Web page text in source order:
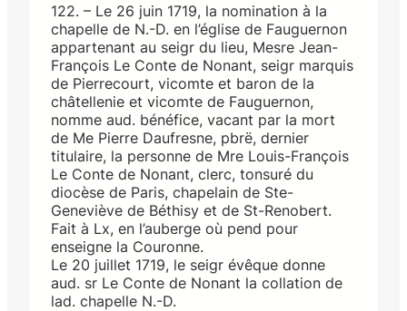
122. – Le 26 juin 1719, la nomination à la
chapelle de N.-D. en l’église de Fauguernon
appartenant au seigr du lieu, Mesre Jean-
François Le Conte de Nonant, seigr marquis
de Pierrecourt, vicomte et baron de la
châtellenie et vicomte de Fauguernon,
nomme aud. bénéfice, vacant par la mort
de Me Pierre Daufresne, pbrë, dernier
titulaire, la personne de Mre Louis-François
Le Conte de Nonant, clerc, tonsuré du
diocèse de Paris, chapelain de Ste-
Geneviève de Béthisy et de St-Renobert.
Fait à Lx, en l’auberge où pend pour
enseigne la Couronne.
Le 20 juillet 1719, le seigr évêque donne
aud. sr Le Conte de Nonant la collation de
lad. chapelle N.-D.